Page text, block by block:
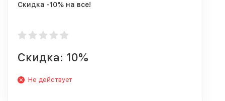
Скидка -10% на все!
Скидка: 10%
Не действует